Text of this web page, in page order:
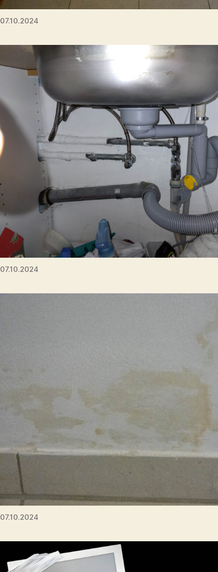
07.10.2024
07.10.2024
07.10.2024